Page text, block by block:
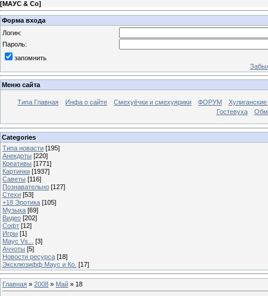
[МАУС & Со]
Форма входа
Логин:
Пароль:
запомнить
Меню сайта
Типа Главная Инфа о сайте Смехуёчки и смехуярики ФОРУМ
Гостевуха
Categories
Типа новасти [195]
Анекдоты [220]
Креативы [1771]
Картинки [1937]
Саветы [116]
Познавательно [127]
Стехи [53]
+18 Эротика [105]
Музыка [69]
Видео [202]
Софт [12]
Игры [1]
Маус Vs...
[3]
Аччоты [5]
Новости ресурса [18]
Эксклюзифф Маус и Ко. [17]
Главная » 2008 » Май » 18